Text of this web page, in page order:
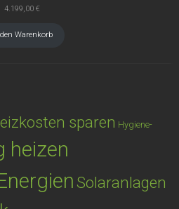
4.199,00 €
den Warenkorb
sparen Hygiene-
heizen
Solaranlagen